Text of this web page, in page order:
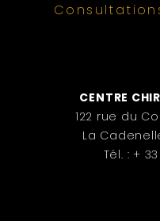
CENTRE
122 rue du
La
Tél. : +